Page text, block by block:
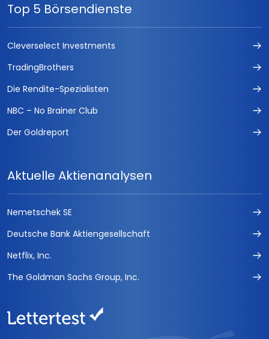
Top 5 Börsendienste
Cleverselect Investments
TradingBrothers
Die Rendite-Spezialisten
NBC – No Brainer Club
Der Goldreport
Aktuelle Aktienanalysen
Nemetschek SE
Deutsche Bank Aktiengesellschaft
Netflix, Inc.
The Goldman Sachs Group, Inc.